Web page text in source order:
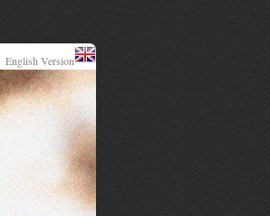
English Version